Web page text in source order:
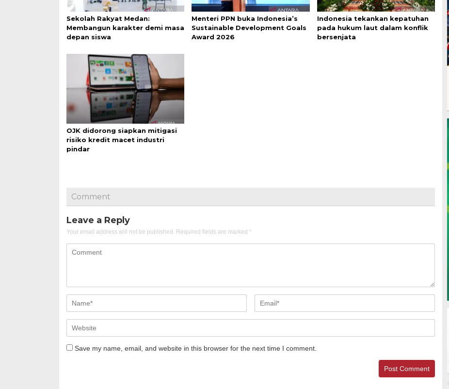
Sekolah Rakyat Medan:
Membangun karakter demi masa
depan siswa
Menteri PPN buka Indonesia’s
Sustainable Development Goals
Award 2026
Indonesia tekankan kepatuhan
pada hukum laut dalam konflik
bersenjata
OJK didorong siapkan mitigasi
risiko kredit macet industri
pindar
Comment
Leave a Reply
Your email address will not be published. Required fields are marked *
Save my name, email, and website in this browser for the next time I comment.